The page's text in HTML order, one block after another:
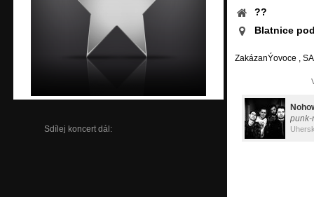
Sdílej koncert dál:
??
Blatnice
ZakázanÝovoce ,
punk-